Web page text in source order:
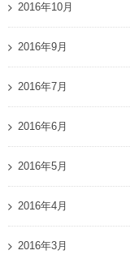
2016年10月
2016年9月
2016年7月
2016年6月
2016年5月
2016年4月
2016年3月